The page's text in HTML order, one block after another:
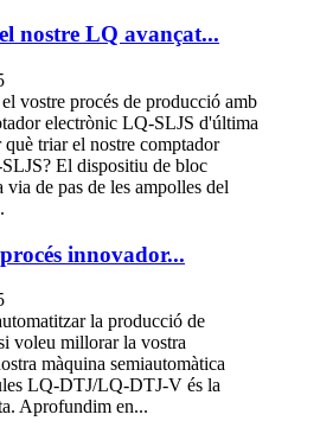
nostre LQ avançat...
vostre procés de producció amb
electrònic LQ-SLJS d'última
què triar el nostre comptador
El dispositiu de bloc
via de pas de les ampolles del
innovador...
la producció de
voleu millorar la vostra
màquina semiautomàtica
LQ-DTJ/LQ-DTJ-V és la
Aprofundim en...